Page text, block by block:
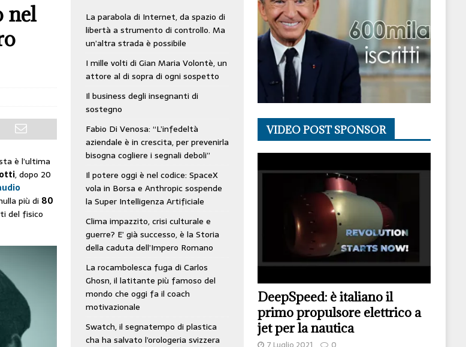
per prevenirla bisogna cogliere i segnali deboli”
Il tempo si era dimenticato di Gillo Dorfles e lui
nel
è l’ultima
, dopo 20
più di 80
del fisico
La parabola di Internet, da spazio di
libertà a strumento di controllo. Ma
un’altra strada è possibile
I mille volti di Gian Maria Volontè, un
attore al di sopra di ogni sospetto
Il business degli insegnanti di
sostegno
Fabio Di Venosa: “L’infedeltà
aziendale è in crescita, per prevenirla
bisogna cogliere i segnali deboli”
Il potere oggi è nel codice: SpaceX
vola in Borsa e Anthropic sospende
la Super Intelligenza Artificiale
Clima impazzito, crisi culturale e
guerre? E’ già successo, è la Storia
della caduta dell’Impero Romano
La rocambolesca fuga di Carlos
Ghosn, il latitante più famoso del
mondo che oggi fa il coach
motivazionale
Swatch, il segnatempo di plastica
cha ha salvato l’orologeria svizzera
VIDEO POST SPONSOR
DeepSpeed: è italiano il
primo propulsore elettrico a
jet per la nautica